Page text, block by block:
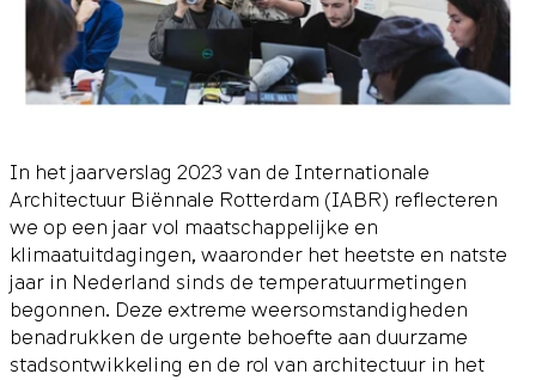
In het jaarverslag 2023 van de Internationale
Architectuur Biënnale Rotterdam (IABR) reflecteren
we op een jaar vol maatschappelijke en
klimaatuitdagingen, waaronder het heetste en natste
jaar in Nederland sinds de temperatuurmetingen
begonnen. Deze extreme weersomstandigheden
benadrukken de urgente behoefte aan duurzame
stadsontwikkeling en de rol van architectuur in het